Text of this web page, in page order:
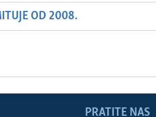
OD 2008.
PRATITE NAS